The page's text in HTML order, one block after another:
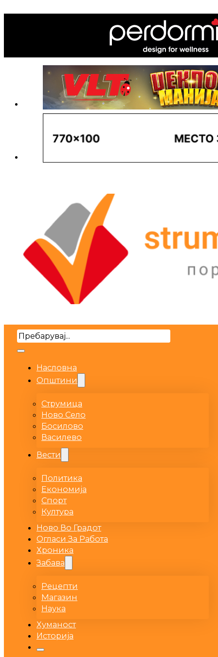
Search
Насловна
Општини
Струмица
Ново Село
Босилово
Василево
Вести
Политика
Економија
Спорт
Култура
Ново Во Градот
Огласи За Работа
Хроника
Забава
Рецепти
Магазин
Наука
Хуманост
Историја